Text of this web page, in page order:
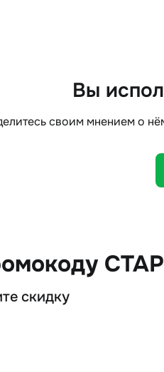
Вы
своим мнением о
скидку